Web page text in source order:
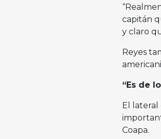
capitán
y claro
Reyes
“Es de
El
Coapa.